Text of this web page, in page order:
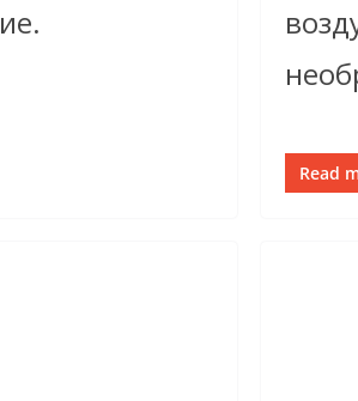
Read